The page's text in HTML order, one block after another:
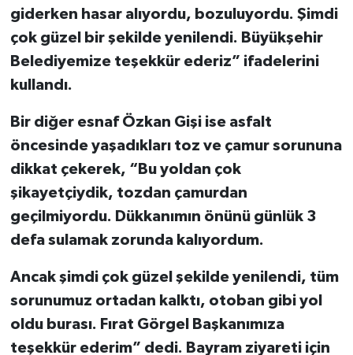
giderken hasar alıyordu, bozuluyordu. Şimdi
çok güzel bir şekilde yenilendi. Büyükşehir
Belediyemize teşekkür ederiz” ifadelerini
kullandı.
Bir diğer esnaf Özkan Gişi ise asfalt
öncesinde yaşadıkları toz ve çamur sorununa
dikkat çekerek, “Bu yoldan çok
şikayetçiydik, tozdan çamurdan
geçilmiyordu. Dükkanımın önünü günlük 3
defa sulamak zorunda kalıyordum.
Ancak şimdi çok güzel şekilde yenilendi, tüm
sorunumuz ortadan kalktı, otoban gibi yol
oldu burası. Fırat Görgel Başkanımıza
teşekkür ederim” dedi. Bayram ziyareti için